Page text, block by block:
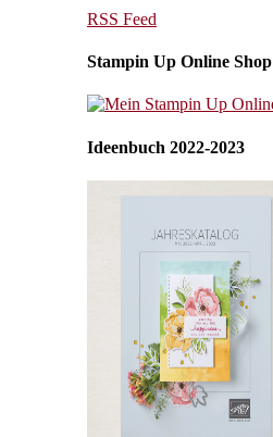
RSS Feed
Stampin Up Online Shop
Ideenbuch 2022-2023